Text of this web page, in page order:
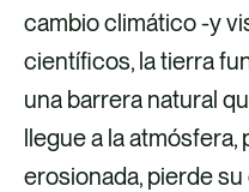
cambio climático -y
científicos, la tierra
una barrera natural
llegue a la atmósfera,
erosionada, pierde